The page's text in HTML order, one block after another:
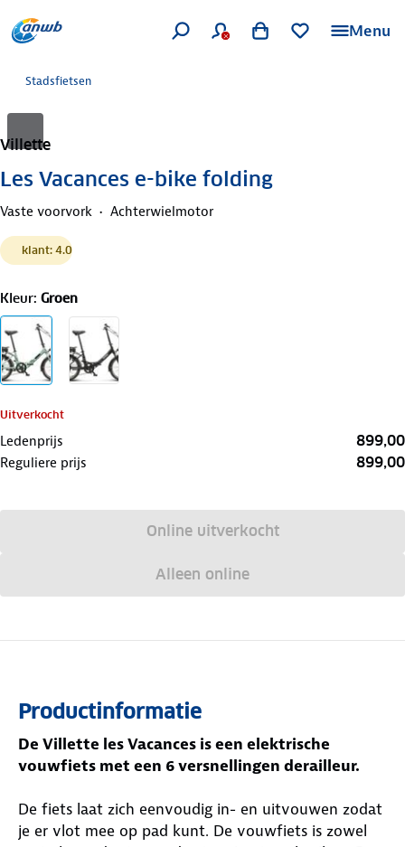
Menu
Stadsfietsen
Villette
Les Vacances e-bike folding
Vaste voorvork Achterwielmotor
klant: 4.0
Kleur: Groen
Uitverkocht
Ledenprijs 899,00
Reguliere prijs 899,00
Online uitverkocht
Alleen online
Productinformatie
De Villette les Vacances is een elektrische
vouwfiets met een 6 versnellingen derailleur.
De fiets laat zich eenvoudig in- en uitvouwen zodat
je er vlot mee op pad kunt. De vouwfiets is zowel